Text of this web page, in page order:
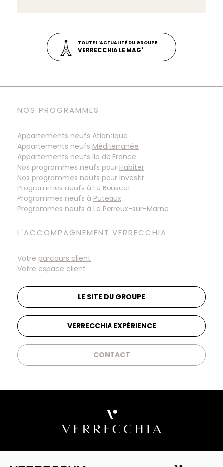
TOUTE L'ACTUALITÉ DU GROUPE
VERRECCHIA LE MAG'
NOS PROGRAMMES
Appartements neufs Atlantique
Appartements neufs Méditerranée
Appartements neufs Ile de France
Nos programmes neufs pour Habiter
Nos programmes neufs pour Investir
Programmes neufs à
Programmes neufs à
Programmes neufs à
L'ACCOMPAGNEMENT VERRECCHIA
Votre parcours client
Votre espace client
LE SITE DU GROUPE
VERRECCHIA EXPÉRIENCE
CONTACT